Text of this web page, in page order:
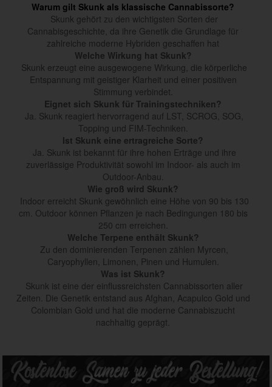
Warum gilt Skunk als klassische Cannabissorte?
Skunk gehört zu den wichtigsten Sorten der
Cannabisgeschichte, da ihre Genetik die Grundlage für
zahlreiche moderne Hybriden geschaffen hat
Welche Wirkung hat Skunk?
Skunk erzeugt eine ausgewogene Wirkung, die körperliche
Entspannung mit geistiger Klarheit und einer positiven
Stimmung verbindet.
Eignet sich Skunk für Trainingstechniken?
Ja. Skunk reagiert hervorragend auf LST, SCROG, SOG,
Topping und FIM-Techniken.
Ist Skunk eine ertragreiche Sorte?
Ja. Skunk ist bekannt für ihre hohen Erträge und ihre
zuverlässige Produktivität sowohl im Indoor- als auch im
Outdoor-Anbau.
Wie groß wird Skunk?
Indoor erreicht Skunk gewöhnlich eine Höhe von 90 bis 130
cm. Outdoor können Pflanzen je nach Bedingungen 180 bis
250 cm erreichen.
Welche Terpene enthält Skunk?
Zu den dominierenden Terpenen zählen Myrcen,
Caryophyllen, Limonen, Pinen und Humulen.
Was ist Skunk?
Skunk ist eine der einflussreichsten Cannabissorten aller
Zeiten. Die Genetik entstand aus Afghan, Acapulco Gold und
Colombian Gold und hat die moderne Cannabiszucht
nachhaltig geprägt.